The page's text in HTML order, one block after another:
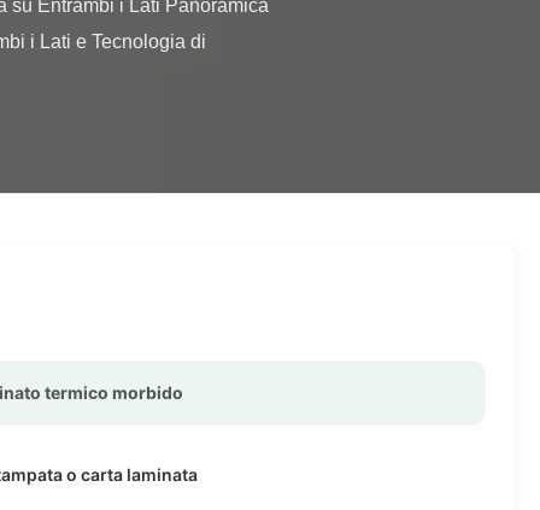
i Lati e Tecnologia di
termico morbido
o carta laminata